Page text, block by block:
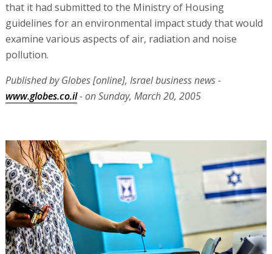
that it had submitted to the Ministry of Housing
guidelines for an environmental impact study that would
examine various aspects of air, radiation and noise
pollution.
Published by Globes [online], Israel business news -
www.globes.co.il- on Sunday, March 20, 2005